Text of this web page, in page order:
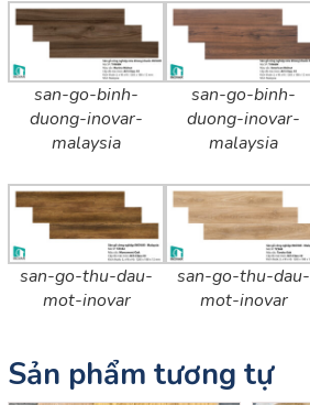
san-go-binh-
duong-inovar-
malaysia
san-go-binh-
duong-inovar-
malaysia
san-go-thu-dau-
mot-inovar
san-go-thu-dau-
mot-inovar
Sản phẩm tương tự